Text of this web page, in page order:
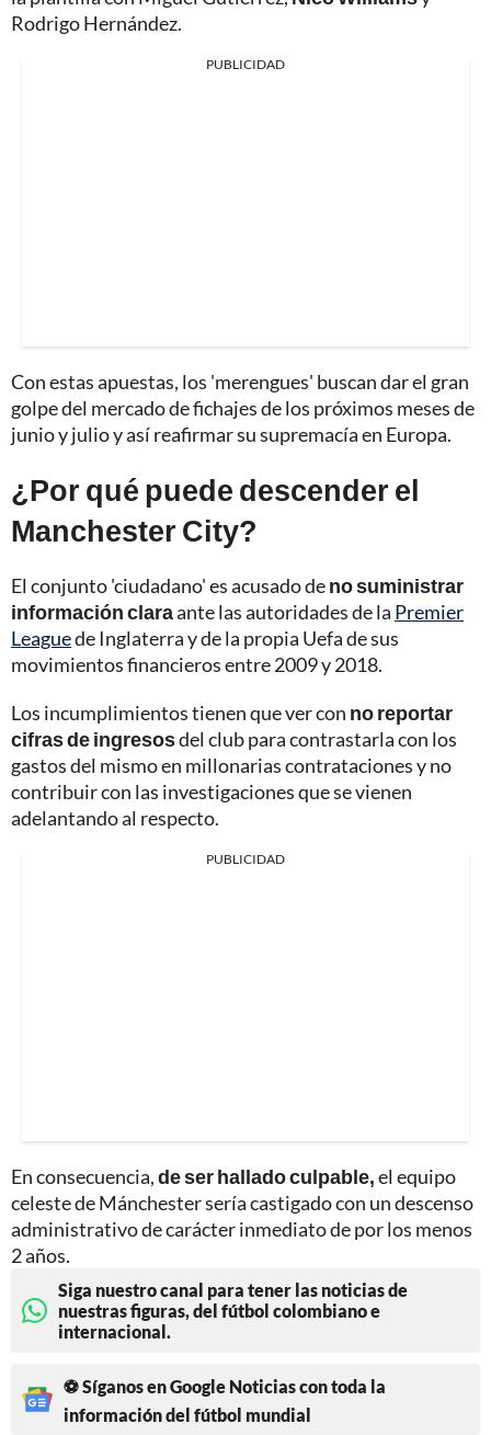
Rodrigo Hernández.
PUBLICIDAD
Con estas apuestas, los 'merengues' buscan dar el gran
golpe del mercado de fichajes de los próximos meses de
junio y julio y así reafirmar su supremacía en Europa.
¿Por qué puede descender el
Manchester City?
El conjunto 'ciudadano' es acusado deno suministrar
información claraante las autoridades de la Premier
Leaguede Inglaterra y de la propia Uefa de sus
movimientos financieros entre 2009 y 2018.
Los incumplimientos tienen que ver con no reportar
cifras de ingresosdel club para contrastarla con los
gastos del mismo en millonarias contrataciones y no
contribuir con las investigaciones que se vienen
adelantando al respecto.
PUBLICIDAD
En consecuencia,de ser hallado culpable,el equipo
celeste de Mánchester sería castigado con un descenso
administrativo de carácter inmediato de por los menos
2 años.
Siga nuestro canal para tener las noticias de
nuestras figuras, del fútbol colombiano e
internacional.
⚽ Síganos en Google Noticias con toda la
información del fútbol mundial